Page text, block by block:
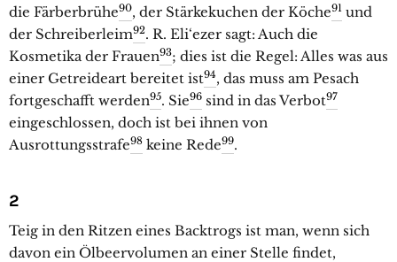
die Färberbrühe90, der Stärkekuchen der Köche91 und
der Schreiberleim92. R. Eli‘ezer sagt: Auch die
Kosmetika der Frauen93; dies ist die Regel: Alles was aus
einer Getreideart bereitet ist94, das muss am Pesach
fortgeschafft werden95. Sie96 sind in das Verbot97
eingeschlossen, doch ist bei ihnen von
Ausrottungsstrafe98 keine Rede99.
2
Teig in den Ritzen eines Backtrogs ist man, wenn sich
davon ein Ölbeervolumen an einer Stelle findet,